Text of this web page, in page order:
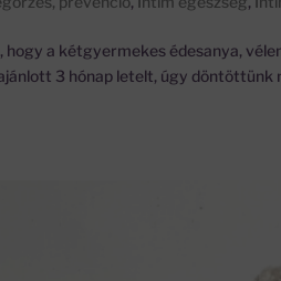
a kétgyermekes édesanya,
3 hónap letelt, úgy